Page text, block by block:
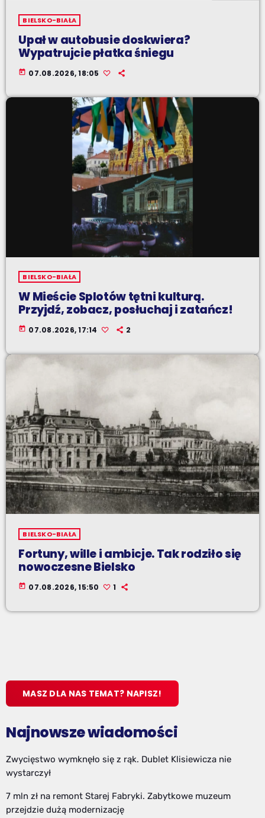
BIELSKO-BIAŁA
Upał w autobusie doskwiera?
Wypatrujcie płatka śniegu
today 07.08.2026, 18:05
BIELSKO-BIAŁA
W Mieście Splotów tętni kulturą.
Przyjdź, zobacz, posłuchaj i zatańcz!
today 07.08.2026, 17:14 2
BIELSKO-BIAŁA
Fortuny, wille i ambicje. Tak rodziło się
nowoczesne Bielsko
today 07.08.2026, 15:50 1
MASZ DLA NAS TEMAT? NAPISZ!
Najnowsze wiadomości
Zwycięstwo wymknęło się z rąk. Dublet Klisiewicza nie
wystarczył
7 mln zł na remont Starej Fabryki. Zabytkowe muzeum
przejdzie dużą modernizację